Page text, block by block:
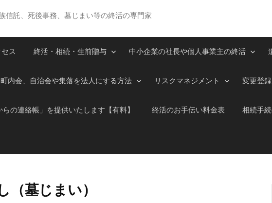
信託、死後事務、墓じまい等の終活の専門家
ス 終活・相続・生前贈与 中小企業の社長や個人事業主の終活
町内会、自治会や集落を法人にする方法 リスクマネジメント 変更登
らの連絡帳」を提供いたします【有料】 終活のお手伝い料金表 相続手
（墓じまい）